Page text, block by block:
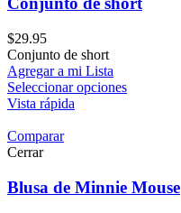
$29.95
Conjunto de short
Agregar a mi Lista
Seleccionar opciones
Vista rápida
Comparar
Cerrar
Blusa de Minnie Mouse